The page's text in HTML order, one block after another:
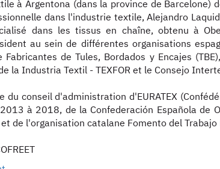
à Argentona (dans la province de Barcelone)
dans l'industrie textile, Alejandro
dans les tissus en chaîne, obtenu à
au sein de différentes organisations
Fabricantes de Tules, Bordados y Encajes
la Industria Textil - TEXFOR et le Consejo
conseil d'administration d'EURATEX
à 2018, de la Confederación Española de
de l'organisation catalane Fomento del